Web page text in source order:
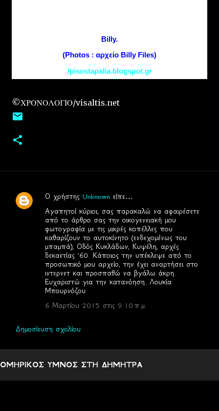
Billy.
(Photos : αρχείο Billy Files)
/pisostapalia.blogspot.gr
©ΧΡΟΝΟΛΟΓΙΟ/visaltis.net
Σ
Ο χρήστης Unknown είπε…
Αγαπητοί κύριοι, σας παρακαλώ να αφαιρέσετε
από το άρθρο σας την οικογενειακή μου
φωτογραφία με τις μικρές κοπέλλες που
καθαρίζουν το αυτοκίνητο (ενδεχομένως του
μπαμπά), Οδός Κυκλάδων, Κυψέλη, αρχές
δεκαετίας '60. Κάποιος την υπέκλεψε από το
προσωπικό μου αρχείο, την έχει αναρτήσει στο
ιντερνετ και προσπαθώ να βγάλω άκρη.
Ευχαριστώ για την κατανόηση. Λουκία
Μπουρνόζου
6 Μαρτίου 2015 στις 9:10 π.μ.
Δημοσίευση σχολίου
ΟΜΗΡΙΚΟΣ ΥΜΝΟΣ ΣΤΗ ΔΗΜΗΤΡΑ